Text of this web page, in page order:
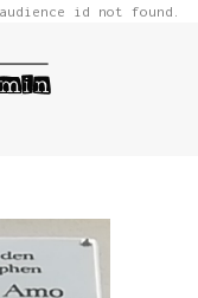
id not found.
Benjamin